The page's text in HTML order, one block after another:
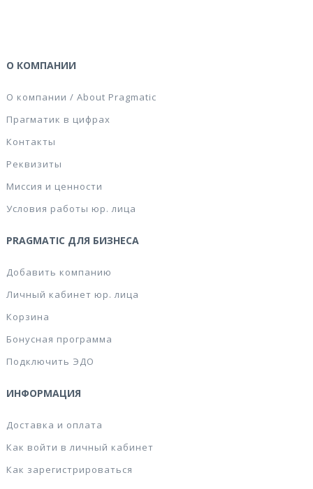
О КОМПАНИИ
О компании / About Pragmatic
Прагматик в цифрах
Контакты
Реквизиты
Миссия и ценности
Условия работы юр. лица
PRAGMATIC ДЛЯ БИЗНЕСА
Добавить компанию
Личный кабинет юр. лица
Корзина
Бонусная программа
Подключить ЭДО
ИНФОРМАЦИЯ
Доставка и оплата
Как войти в личный кабинет
Как зарегистрироваться